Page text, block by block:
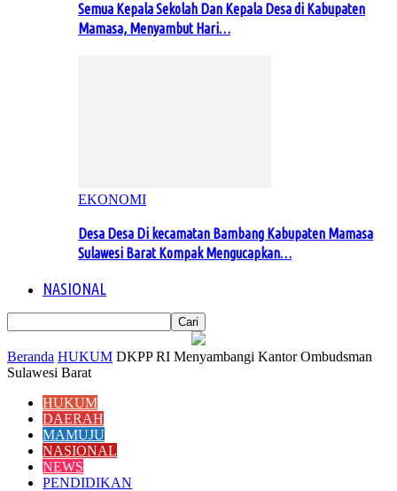
Semua Kepala Sekolah Dan Kepala Desa di Kabupaten
Mamasa, Menyambut Hari…
EKONOMI
Desa Desa Di kecamatan Bambang Kabupaten Mamasa
Sulawesi Barat Kompak Mengucapkan…
NASIONAL
Beranda HUKUM DKPP RI Menyambangi Kantor Ombudsman
Sulawesi Barat
HUKUM
DAERAH
MAMUJU
NASIONAL
NEWS
PENDIDIKAN